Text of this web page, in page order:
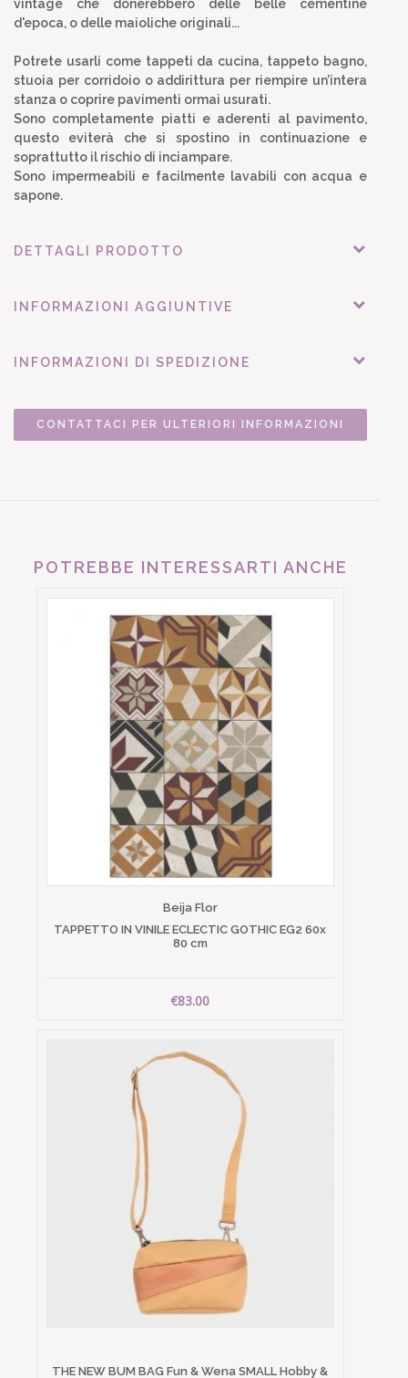
vintage che donerebbero delle belle cementine
d'epoca, o delle maioliche originali...
Potrete usarli come tappeti da cucina, tappeto bagno,
stuoia per corridoio o addirittura per riempire un’intera
stanza o coprire pavimenti ormai usurati.
Sono completamente piatti e aderenti al pavimento,
questo eviterà che si spostino in continuazione e
soprattutto il rischio di inciampare.
Sono impermeabili e facilmente lavabili con acqua e
sapone.
DETTAGLI PRODOTTO
INFORMAZIONI AGGIUNTIVE
INFORMAZIONI DI SPEDIZIONE
CONTATTACI PER ULTERIORI INFORMAZIONI
POTREBBE INTERESSARTI ANCHE
Beija Flor
TAPPETTO IN VINILE ECLECTIC GOTHIC EG2 60x
80 cm
€83.00
THE NEW BUM BAG Fun & Wena SMALL Hobby &